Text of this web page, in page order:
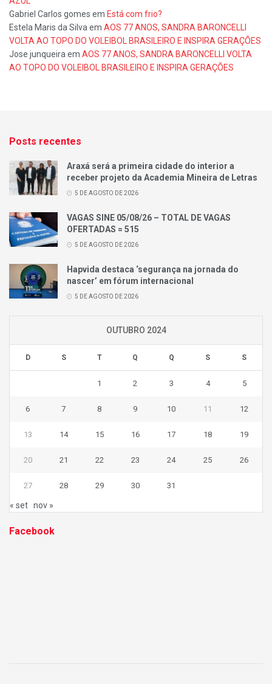
Gabriel Carlos gomes em Está com frio?
Estela Maris da Silva em AOS 77 ANOS, SANDRA BARONCELLI
VOLTA AO TOPO DO VOLEIBOL BRASILEIRO E INSPIRA GERAÇÕES
Jose junqueira em AOS 77 ANOS, SANDRA BARONCELLI VOLTA
AO TOPO DO VOLEIBOL BRASILEIRO E INSPIRA GERAÇÕES
Posts recentes
Araxá será a primeira cidade do interior a
receber projeto da Academia Mineira de Letras
5 DE AGOSTO DE 2026
VAGAS SINE 05/08/26 – TOTAL DE VAGAS
OFERTADAS = 515
5 DE AGOSTO DE 2026
Hapvida destaca ‘segurança na jornada do
nascer’ em fórum internacional
5 DE AGOSTO DE 2026
OUTUBRO 2024
D S T Q Q S S
1 2 3 4 5
6 7 8 9 10 11 12
13 14 15 16 17 18 19
20 21 22 23 24 25 26
27 28 29 30 31
« set nov »
Facebook